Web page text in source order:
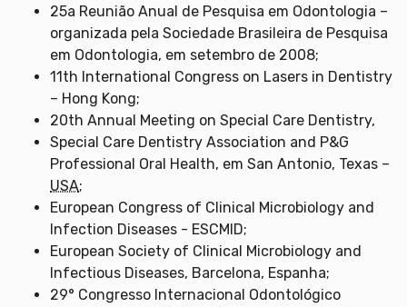
25a Reunião Anual de Pesquisa em Odontologia –
organizada pela Sociedade Brasileira de Pesquisa
em Odontologia, em setembro de 2008;
11th International Congress on Lasers in Dentistry
– Hong Kong;
20th Annual Meeting on Special Care Dentistry,
Special Care Dentistry Association and P&G
Professional Oral Health, em San Antonio, Texas –
USA;
European Congress of Clinical Microbiology and
Infection Diseases - ESCMID;
European Society of Clinical Microbiology and
Infectious Diseases, Barcelona, Espanha;
29° Congresso Internacional Odontológico